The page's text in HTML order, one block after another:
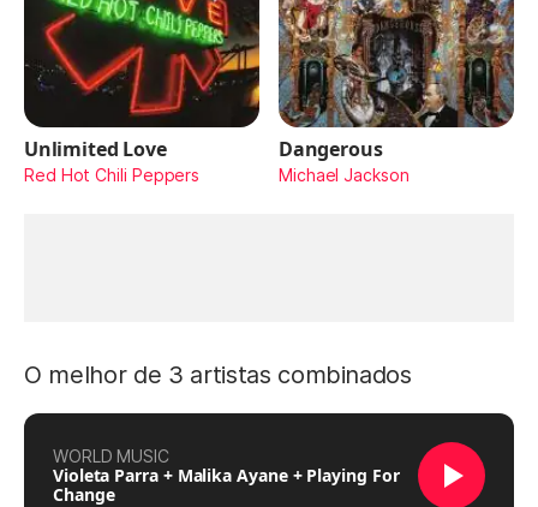
Unlimited Love
Red Hot Chili Peppers
Dangerous
Michael Jackson
O melhor de 3 artistas combinados
WORLD MUSIC
Violeta Parra + Malika Ayane + Playing For
Change